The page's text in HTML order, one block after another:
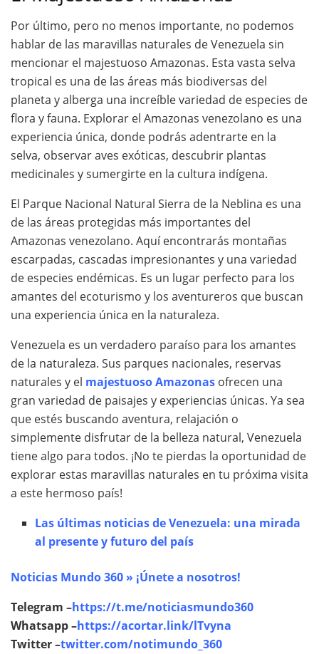
Por último, pero no menos importante, no podemos
hablar de las maravillas naturales de Venezuela sin
mencionar el majestuoso Amazonas. Esta vasta selva
tropical es una de las áreas más biodiversas del
planeta y alberga una increíble variedad de especies de
flora y fauna. Explorar el Amazonas venezolano es una
experiencia única, donde podrás adentrarte en la
selva, observar aves exóticas, descubrir plantas
medicinales y sumergirte en la cultura indígena.
El Parque Nacional Natural Sierra de la Neblina es una
de las áreas protegidas más importantes del
Amazonas venezolano. Aquí encontrarás montañas
escarpadas, cascadas impresionantes y una variedad
de especies endémicas. Es un lugar perfecto para los
amantes del ecoturismo y los aventureros que buscan
una experiencia única en la naturaleza.
Venezuela es un verdadero paraíso para los amantes
de la naturaleza. Sus parques nacionales, reservas
naturales y el majestuoso Amazonas ofrecen una
gran variedad de paisajes y experiencias únicas. Ya sea
que estés buscando aventura, relajación o
simplemente disfrutar de la belleza natural, Venezuela
tiene algo para todos. ¡No te pierdas la oportunidad de
explorar estas maravillas naturales en tu próxima visita
a este hermoso país!
Las últimas noticias de Venezuela: una mirada
al presente y futuro del país
Noticias Mundo 360 » ¡Únete a nosotros!
Telegram –https://t.me/noticiasmundo360
Whatsapp –https://acortar.link/lTvyna
Twitter –twitter.com/notimundo_360